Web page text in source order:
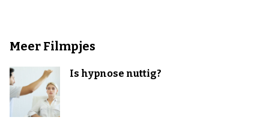
Meer Filmpjes
Is hypnose nuttig?